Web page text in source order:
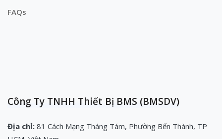
FAQs
Công Ty TNHH Thiết Bị BMS (BMSDV)
Địa chỉ: 81 Cách Mạng Tháng Tám, Phường Bến Thành, TP